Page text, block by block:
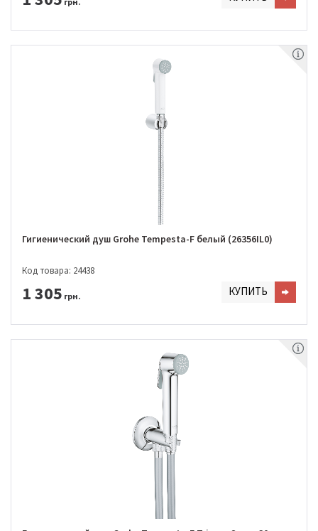
Гигиенический душ Grohe Tempesta-F белый (26356IL0)
Код товара: 24438
1 305 грн. КУПИТЬ